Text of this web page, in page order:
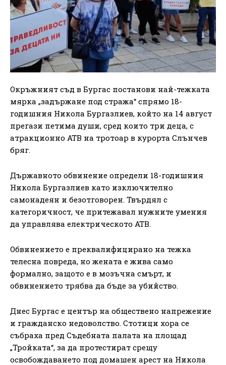
Окръжният съд в Бургас постанови най-тежката
мярка „задържане под стража“ спрямо 18-
годишния Никола Бургазлиев, който на 14 август
прегази петима души, сред които три деца, с
атракционно АТВ на тротоар в курорта Слънчев
бряг.
Държавното обвинение определи 18-годишния
Никола Бургазлиев като изключително
самонадеян и безотговорен. Твърдял с
категоричност, че притежавал нужните умения
да управлява електрическото АТВ.
Обвинението е преквалифицирано на тежка
телесна повреда, но жената е жива само
формално, защото е в мозъчна смърт, и
обвинението трябва да бъде за убийство.
Днес Бургас е център на обществено напрежение
и гражданско недоволство. Стотици хора се
събраха пред Съдебната палата на площад
„Тройката“, за да протестират срещу
освобождаването под домашен арест на Никола